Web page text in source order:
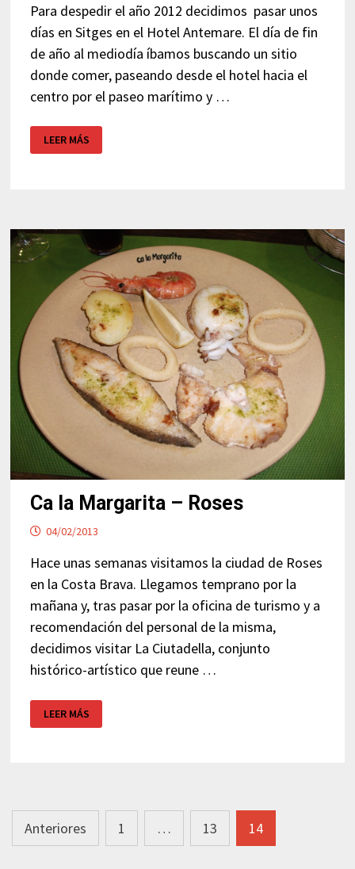
Para despedir el año 2012 decidimos pasar unos
días en Sitges en el Hotel Antemare. El día de fin
de año al mediodía íbamos buscando un sitio
donde comer, paseando desde el hotel hacia el
centro por el paseo marítimo y …
EMPORIO
–
LEER MÁS
Ca la Margarita – Roses
04/02/2013
Hace unas semanas visitamos la ciudad de Roses
en la Costa Brava. Llegamos temprano por la
mañana y, tras pasar por la oficina de turismo y a
recomendación del personal de la misma,
decidimos visitar La Ciutadella, conjunto
histórico-artístico que reune …
LA
MARGARITA
LEER MÁS
Navegación
de
Anteriores 1 … 13 14